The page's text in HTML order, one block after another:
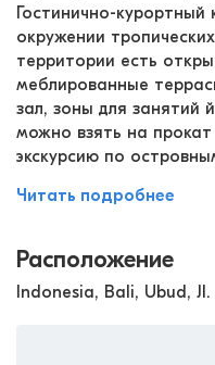
Гостинично-курортный
окружении
территории есть
меблированные
зал, зоны для занятий
можно взять на прокат
экскурсию по
Читать подробнее
Расположение
Indonesia, Bali, Ubud,